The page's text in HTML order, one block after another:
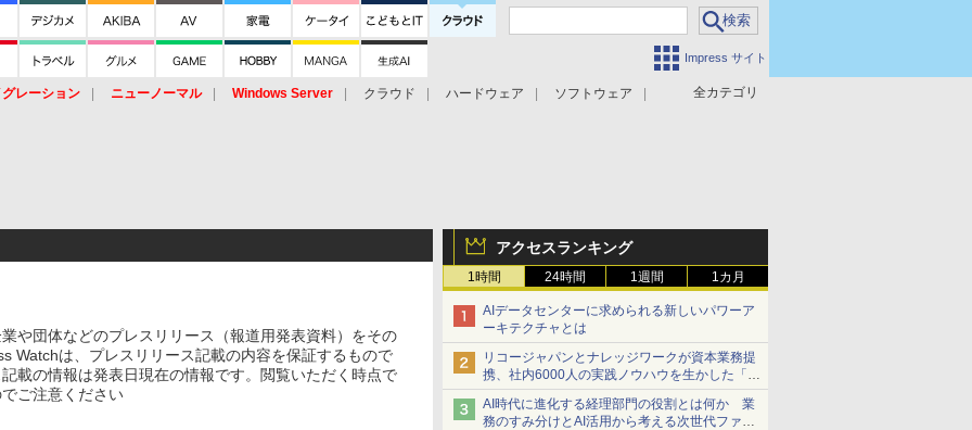
Impress サイト
全カテゴリ
レーション ニューノーマル Windows Server クラウド ハードウェア
ソフトウェア
アクセスランキング
1時間 24時間 1週間 1カ月
AIデータセンターに求められる新しいパワーア
ーキテクチャとは
リコージャパンとナレッジワークが資本業務提
携、社内6000人の実践ノウハウを生かした「AI
商談記録 for RICOH」を展開へ
AI時代に進化する経理部門の役割とは何か 業
務のすみ分けとAI活用から考える次世代ファイ
や団体などのプレスリリース（報道用発表資料）をその
Watchは、プレスリリース記載の内容を保証するもので
載の情報は発表日現在の情報です。閲覧いただく時点で
ご注意ください